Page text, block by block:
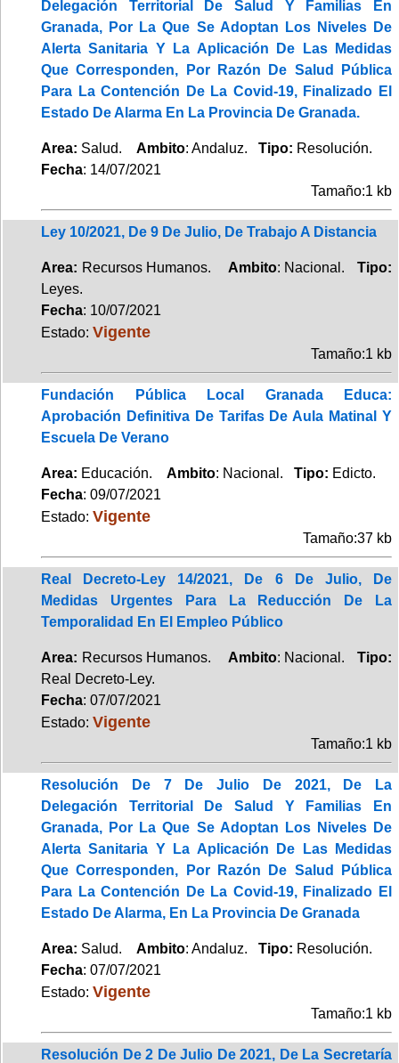
Delegación Territorial De Salud Y Familias En
Granada, Por La Que Se Adoptan Los Niveles De
Alerta Sanitaria Y La Aplicación De Las Medidas
Que Corresponden, Por Razón De Salud Pública
Para La Contención De La Covid-19, Finalizado El
Estado De Alarma En La Provincia De Granada.
Area: Salud. Ambito: Andaluz. Tipo: Resolución.
Fecha: 14/07/2021
Tamaño:1 kb
Ley 10/2021, De 9 De Julio, De Trabajo A Distancia
Area: Recursos Humanos. Ambito: Nacional.Tipo:
Leyes.
Fecha: 10/07/2021
Estado: Vigente
Tamaño:1 kb
Fundación Pública Local Granada Educa:
Aprobación Definitiva De Tarifas De Aula Matinal Y
Escuela De Verano
Area: Educación. Ambito: Nacional. Tipo: Edicto.
Fecha: 09/07/2021
Estado: Vigente
Tamaño:37 kb
Real Decreto-Ley 14/2021, De 6 De Julio, De
Medidas Urgentes Para La Reducción De La
Temporalidad En El Empleo Público
Area: Recursos Humanos. Ambito: Nacional.Tipo:
Real Decreto-Ley.
Fecha: 07/07/2021
Estado: Vigente
Tamaño:1 kb
Resolución De 7 De Julio De 2021, De La
Delegación Territorial De Salud Y Familias En
Granada, Por La Que Se Adoptan Los Niveles De
Alerta Sanitaria Y La Aplicación De Las Medidas
Que Corresponden, Por Razón De Salud Pública
Para La Contención De La Covid-19, Finalizado El
Estado De Alarma, En La Provincia De Granada
Area: Salud. Ambito: Andaluz. Tipo: Resolución.
Fecha: 07/07/2021
Estado: Vigente
Tamaño:1 kb
Resolución De 2 De Julio De 2021, De La Secretaría